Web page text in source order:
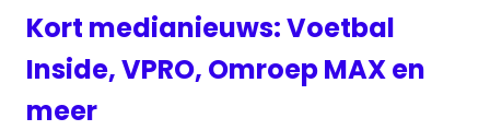
Kort medianieuws: Voetbal
Inside, VPRO, Omroep MAX en
meer